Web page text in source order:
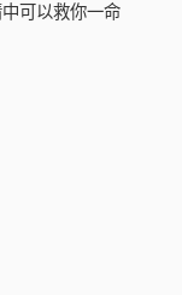
可以救你一命